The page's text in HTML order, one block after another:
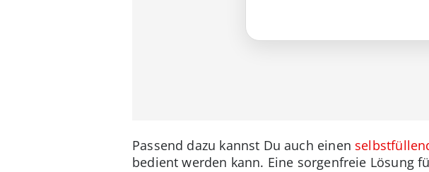
Passend dazu kannst Du auch einen
bedient werden kann. Eine sorgenfreie Lösung